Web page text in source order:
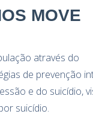
MOVE
através do
de prevenção
e do suicídio,
suicídio.